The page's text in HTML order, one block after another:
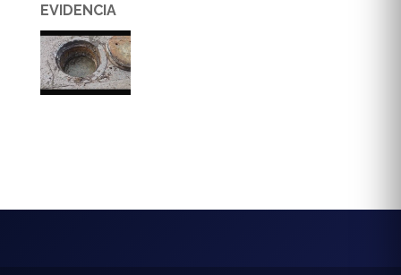
EVIDENCIA